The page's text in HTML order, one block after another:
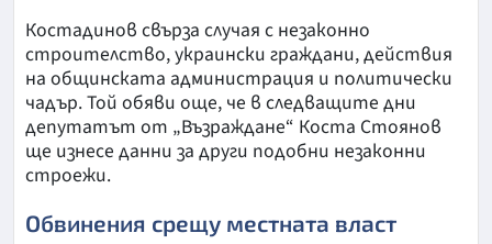
Костадинов свърза случая с незаконно
строителство, украински граждани, действия
на общинската администрация и политически
чадър. Той обяви още, че в следващите дни
депутатът от „Възраждане“ Коста Стоянов
ще изнесе данни за други подобни незаконни
строежи.
Обвинения срещу местната власт